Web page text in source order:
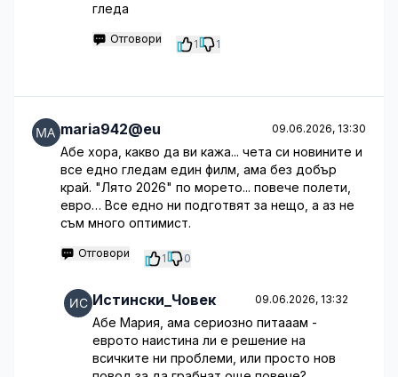
гледа
Отговори 1 1
maria942@eu 09.06.2026, 13:30
Абе хора, какво да ви кажа... чета си новините и
все едно гледам един филм, ама без добър
край. "Лято 2026" по морето... повече полети,
евро… Все едно ни подготвят за нещо, а аз не
съм много оптимист.
Отговори 1 0
Истински_Човек 09.06.2026, 13:32
Абе Мария, ама сериозно питааам -
еврото наистина ли е решение на
всичките ни проблеми, или просто нов